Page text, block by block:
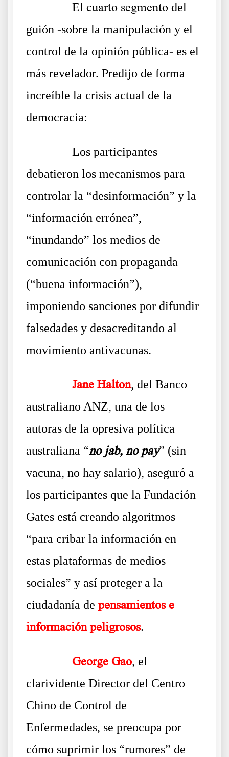
El cuarto segmento del
guión -sobre la manipulación y el
control de la opinión pública- es el
más revelador. Predijo de forma
increíble la crisis actual de la
democracia:
Los participantes
debatieron los mecanismos para
controlar la “desinformación” y la
“información errónea”,
“inundando” los medios de
comunicación con propaganda
(“buena información”),
imponiendo sanciones por difundir
falsedades y desacreditando al
movimiento antivacunas.
Jane Halton, del Banco
australiano ANZ, una de los
autoras de la opresiva política
australiana “no jab, no pay” (sin
vacuna, no hay salario), aseguró a
los participantes que la Fundación
Gates está creando algoritmos
“para cribar la información en
estas plataformas de medios
sociales” y así proteger a la
ciudadanía de pensamientos e
información peligrosos.
George Gao, el
clarividente Director del Centro
Chino de Control de
Enfermedades, se preocupa por
cómo suprimir los “rumores” de